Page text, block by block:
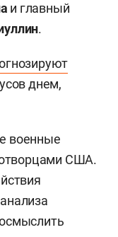
и главный
.
днем,
военные
США.